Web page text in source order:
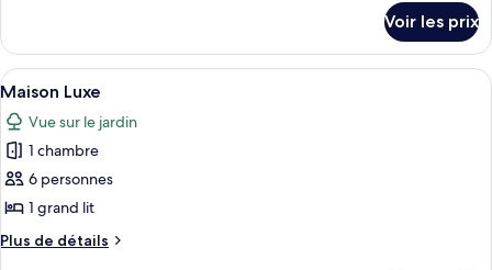
Maison
Luxe,
non-
fumeurs
le
type
de
Maison
Luxe,
fumeurs
Voir les prix
Afficher
toutes
les
photos
pour
ce
type
de
Une chambre moderne avec un
10
Maison Luxe
Vue sur le jardin
1 chambre
6 personnes
1 grand lit
Plus de détails
Plus